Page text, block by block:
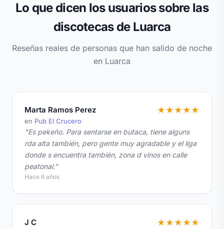
Lo que dicen los usuarios sobre las
discotecas de Luarca
Reseñas reales de personas que han salido de noche
en Luarca
Marta Ramos Perez
en Pub El Crucero
★ ★ ★ ★ ★
"Es pekeño. Para sentarse en butaca, tiene alguns
rda alta también, pero gente muy agradable y el liga
donde s encuentra también, zona d vinos en calle
peatonal."
Hace 6 años
J C ★ ★ ★ ★ ★